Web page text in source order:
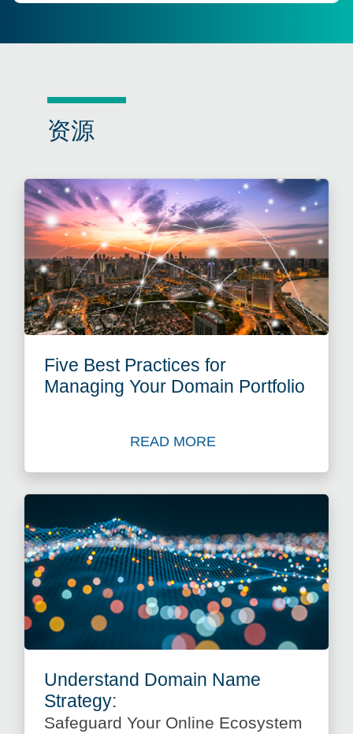
资源
Five Best Practices for
Managing Your Domain Portfolio
READ MORE
Read Blog: Five Best
Understand Domain Name
Strategy:
Safeguard Your Online Ecosystem